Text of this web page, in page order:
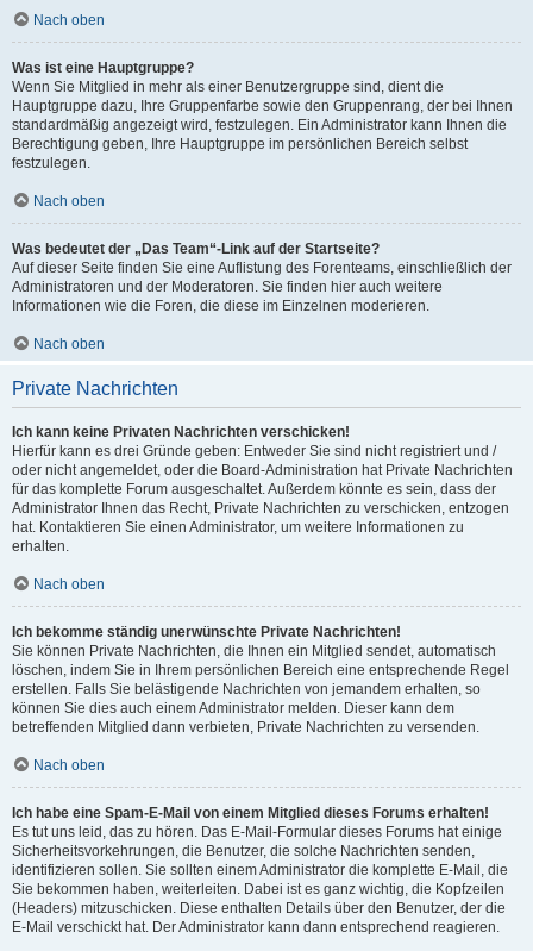
Nach oben
Was ist eine Hauptgruppe?
Wenn Sie Mitglied in mehr als einer Benutzergruppe sind, dient die
Hauptgruppe dazu, Ihre Gruppenfarbe sowie den Gruppenrang, der bei Ihnen
standardmäßig angezeigt wird, festzulegen. Ein Administrator kann Ihnen die
Berechtigung geben, Ihre Hauptgruppe im persönlichen Bereich selbst
festzulegen.
Nach oben
Was bedeutet der „Das Team“-Link auf der Startseite?
Auf dieser Seite finden Sie eine Auflistung des Forenteams, einschließlich der
Administratoren und der Moderatoren. Sie finden hier auch weitere
Informationen wie die Foren, die diese im Einzelnen moderieren.
Nach oben
Private Nachrichten
Ich kann keine Privaten Nachrichten verschicken!
Hierfür kann es drei Gründe geben: Entweder Sie sind nicht registriert und /
oder nicht angemeldet, oder die Board-Administration hat Private Nachrichten
für das komplette Forum ausgeschaltet. Außerdem könnte es sein, dass der
Administrator Ihnen das Recht, Private Nachrichten zu verschicken, entzogen
hat. Kontaktieren Sie einen Administrator, um weitere Informationen zu
erhalten.
Nach oben
Ich bekomme ständig unerwünschte Private Nachrichten!
Sie können Private Nachrichten, die Ihnen ein Mitglied sendet, automatisch
löschen, indem Sie in Ihrem persönlichen Bereich eine entsprechende Regel
erstellen. Falls Sie belästigende Nachrichten von jemandem erhalten, so
können Sie dies auch einem Administrator melden. Dieser kann dem
betreffenden Mitglied dann verbieten, Private Nachrichten zu versenden.
Nach oben
Ich habe eine Spam-E-Mail von einem Mitglied dieses Forums erhalten!
Es tut uns leid, das zu hören. Das E-Mail-Formular dieses Forums hat einige
Sicherheitsvorkehrungen, die Benutzer, die solche Nachrichten senden,
identifizieren sollen. Sie sollten einem Administrator die komplette E-Mail, die
Sie bekommen haben, weiterleiten. Dabei ist es ganz wichtig, die Kopfzeilen
(Headers) mitzuschicken. Diese enthalten Details über den Benutzer, der die
E-Mail verschickt hat. Der Administrator kann dann entsprechend reagieren.